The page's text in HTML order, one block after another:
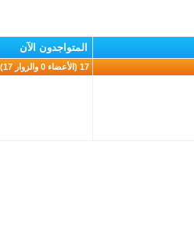
المتواجدون الآن
17 (الأعضاء 0 والزوار 17)